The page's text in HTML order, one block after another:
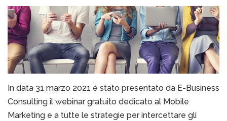
In data 31 marzo 2021 è stato presentato da E-Business
Consulting il webinar gratuito dedicato al Mobile
Marketing e a tutte le strategie per intercettare gli